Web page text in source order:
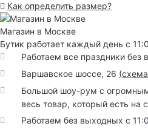
Как определить размер?
Магазин в Москве
Бутик работает каждый день с
Работаем все праздники без
Варшавское шоссе, 26 (
Большой шоу-рум с
весь товар, который есть на
Работаем без выходных с